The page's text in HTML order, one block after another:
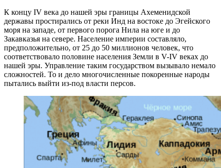
К концу IV века до нашей эры границы Ахеменидской
державы простирались от реки Инд на востоке до Эгейского
моря на западе, от первого порога Нила на юге и до
Закавказья на севере. Население империи составляло,
предположительно, от 25 до 50 миллионов человек, что
соответствовало половине населения Земли в V-IV веках до
нашей эры. Управление таким государством вызывало немало
сложностей. То и дело многочисленные покоренные народы
пытались выйти из-под власти персов.